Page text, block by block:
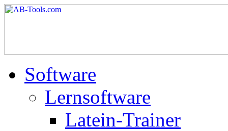
Software
Lernsoftware
Latein-Trainer